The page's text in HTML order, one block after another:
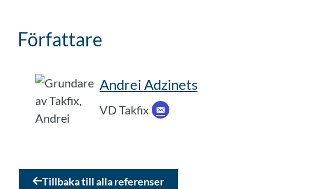
Författare
Andrei Adzinets
VD Takfix
Tillbaka till alla referenser